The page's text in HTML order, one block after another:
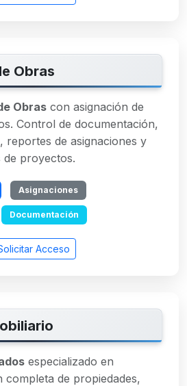
Obras
Obras con asignación de
Control de documentación,
reportes de asignaciones y
proyectos.
Asignaciones
Documentación
Acceso
especializado en
completa de propiedades,